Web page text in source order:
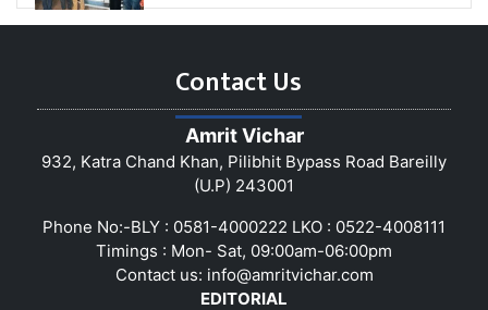
Contact Us
Amrit Vichar
932, Katra Chand Khan, Pilibhit Bypass Road Bareilly
(U.P) 243001
Phone No:-BLY : 0581-4000222 LKO : 0522-4008111
Timings : Mon- Sat, 09:00am-06:00pm
Contact us: info@amritvichar.com
EDITORIAL